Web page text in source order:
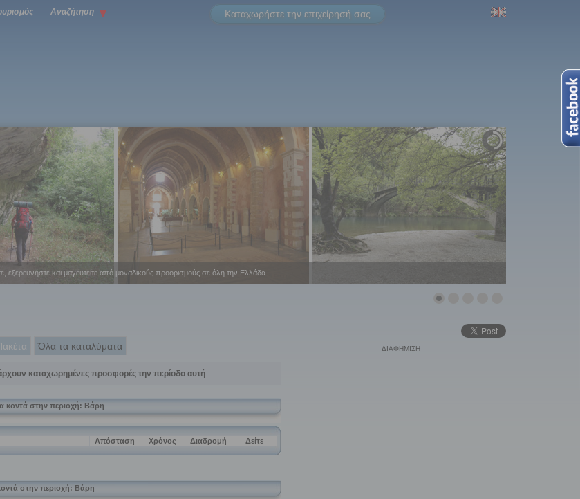
Αναζήτηση Καταχωρήστε την επιχείρησή σας
εξερευνήστε και μαγευτείτε από μοναδικούς προορισμούς σε όλη την Ελλάδα
Όλα τα καταλύματα
καταχωρημένες προσφορές την περίοδο αυτή
ΔΙΑΦΗΜΙΣΗ